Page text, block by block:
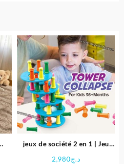
jeux de société 2 en 1 | Jeu
د.ج2,980